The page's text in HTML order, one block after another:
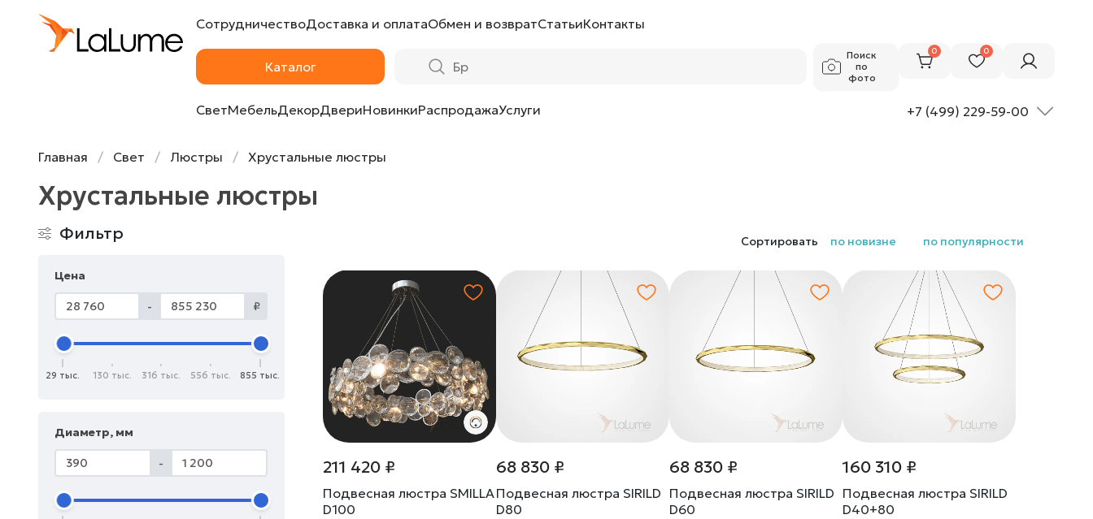
СотрудничествоДоставка и оплатаОбмен и возвратСтатьиКонтакты
Каталог
Поиск
по
фото
0 0
СветМебельДекорДвериНовинкиРаспродажаУслуги +7 (499) 229-59-00
Главная Свет Люстры Хрустальные люстры
Хрустальные люстры
Фильтр
Цена
- ₽
29 тыс. 130 тыс. 316 тыс. 556 тыс. 855 тыс.
Диаметр, мм
-
Сортировать по новизне по популярности
211 420 ₽
Подвесная люстра SMILLA
D100
68 830 ₽
Подвесная люстра SIRILD
D80
68 830 ₽
Подвесная люстра SIRILD
D60
160 310 ₽
Подвесная люстра SIRILD
D40+80